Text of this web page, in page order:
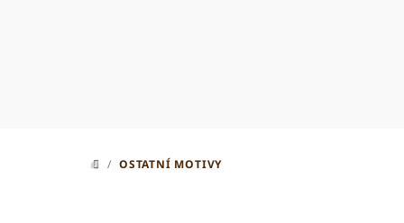
DOMŮ
/ OSTATNÍ MOTIVY